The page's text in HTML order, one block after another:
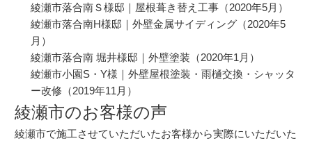
綾瀬市落合南Ｓ様邸｜屋根葺き替え工事 （2020年5月）
綾瀬市落合南H様邸｜外壁金属サイディング （2020年5
月）
綾瀬市落合南 堀井様邸｜外壁塗装 （2020年1月）
綾瀬市小園S・Y様｜外壁屋根塗装・雨樋交換・シャッタ
ー改修 （2019年11月）
綾瀬市のお客様の声
綾瀬市で施工させていただいたお客様から実際にいただいた